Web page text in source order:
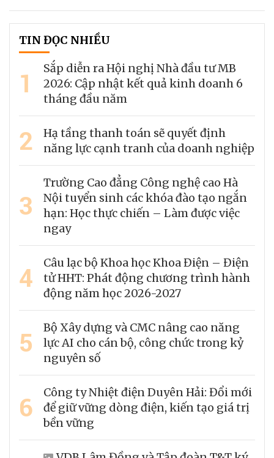
TIN ĐỌC NHIỀU
1
Sắp diễn ra Hội nghị Nhà đầu tư MB
2026: Cập nhật kết quả kinh doanh 6
tháng đầu năm
2
Hạ tầng thanh toán sẽ quyết định
năng lực cạnh tranh của doanh nghiệp
3
Trường Cao đẳng Công nghệ cao Hà
Nội tuyển sinh các khóa đào tạo ngắn
hạn: Học thực chiến – Làm được việc
ngay
4
Câu lạc bộ Khoa học Khoa Điện – Điện
tử HHT: Phát động chương trình hành
động năm học 2026-2027
5
Bộ Xây dựng và CMC nâng cao năng
lực AI cho cán bộ, công chức trong kỷ
nguyên số
6
Công ty Nhiệt điện Duyên Hải: Đổi mới
để giữ vững dòng điện, kiến tạo giá trị
bền vững